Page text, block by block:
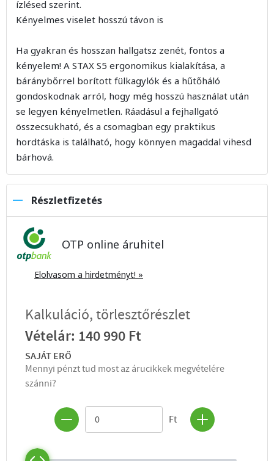
ízlésed szerint.
Kényelmes viselet hosszú távon is
Ha gyakran és hosszan hallgatsz zenét, fontos a
kényelem! A STAX S5 ergonomikus kialakítása, a
báránybőrrel borított fülkagylók és a hűtőháló
gondoskodnak arról, hogy még hosszú használat után
se legyen kényelmetlen. Ráadásul a fejhallgató
összecsukható, és a csomagban egy praktikus
hordtáska is található, hogy könnyen magaddal vihesd
bárhová.
Részletfizetés
OTP online áruhitel
Elolvasom a hirdetményt! »